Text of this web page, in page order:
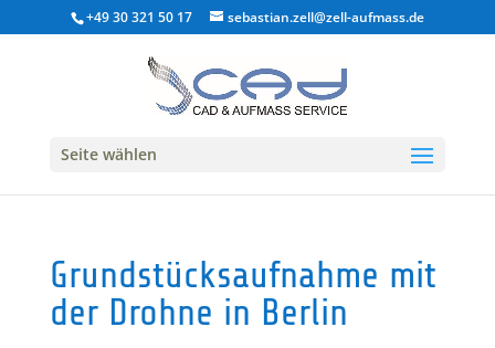
+49 30 321 50 17 sebastian.zell@zell-aufmass.de
Seite wählen
Grundstücksaufnahme mit
der Drohne in Berlin